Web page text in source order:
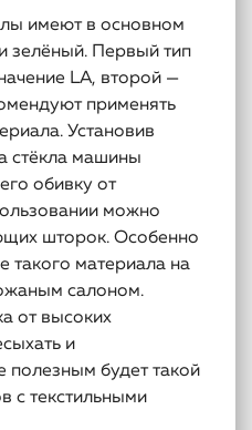
имеют в основном
зелёный. Первый тип
LA, второй —
применять
Установив
стёкла машины
обивку от
можно
шторок. Особенно
такого материала на
салоном.
от высоких
и
полезным будет такой
с текстильными